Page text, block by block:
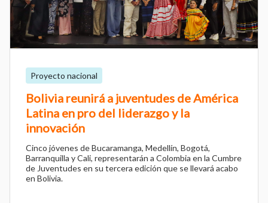
Proyecto nacional
Bolivia reunirá a juventudes de América
Latina en pro del liderazgo y la
innovación
Cinco jóvenes de Bucaramanga, Medellín, Bogotá,
Barranquilla y Cali, representarán a Colombia en la Cumbre
de Juventudes en su tercera edición que se llevará acabo
en Bolivia.